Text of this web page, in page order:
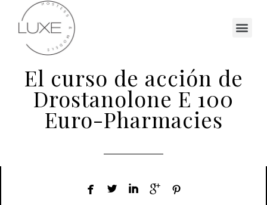
El curso de acción de
Drostanolone E 100
Euro-Pharmacies
    